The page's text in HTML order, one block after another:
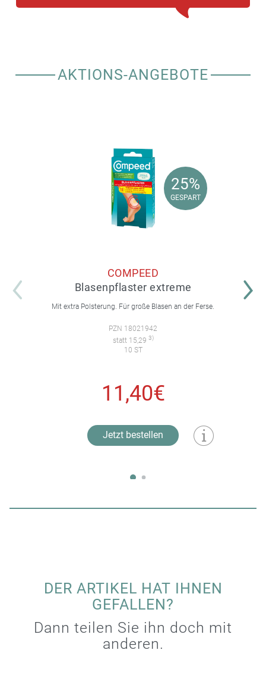
AKTIONS-ANGEBOTE
25%
GESPART
25%
GESPART
COMPEED
Blasenpflaster extreme
Mit extra Polsterung. Für große Blasen an der Ferse.
PZN 18021942
statt 15,29 3)
10 ST
11,40€
Jetzt bestellen
DER ARTIKEL HAT IHNEN
GEFALLEN?
Dann teilen Sie ihn doch mit
anderen.